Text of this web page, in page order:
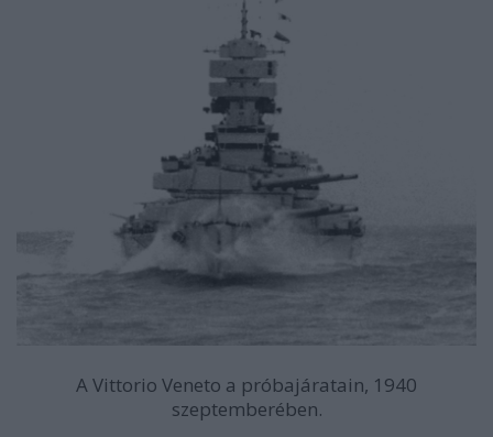
A Vittorio Veneto a próbajáratain, 1940
szeptemberében.